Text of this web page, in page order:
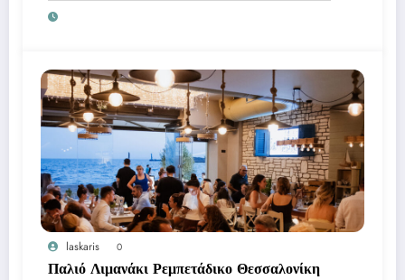
laskaris 0
Παλιό Λιμανάκι Ρεμπετάδικο Θεσσαλονίκη